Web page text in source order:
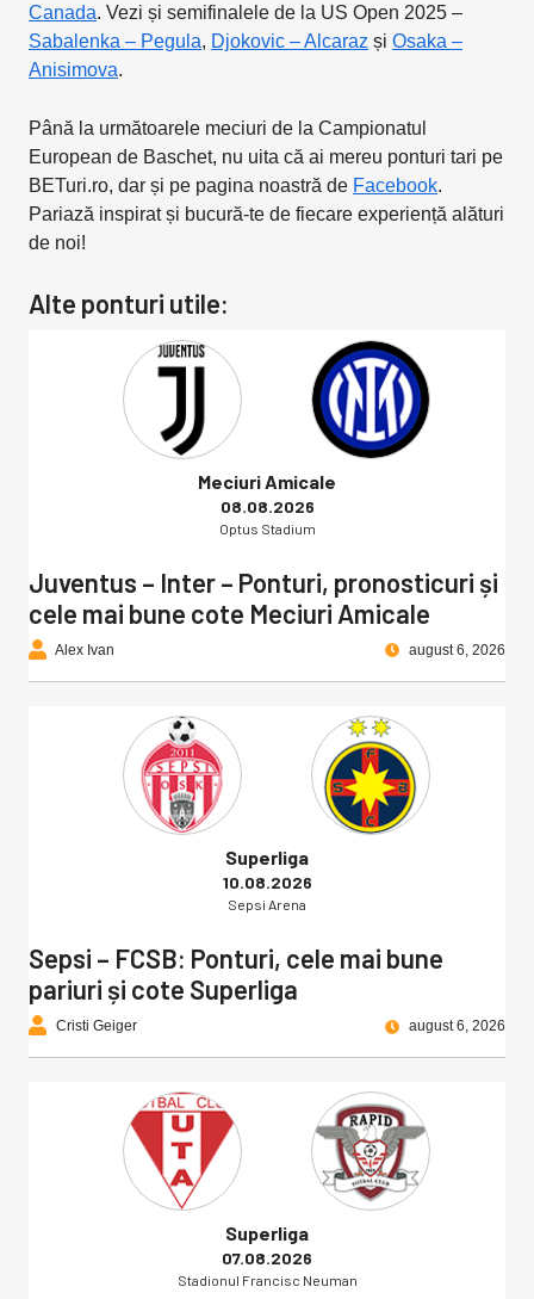
Canada. Vezi și semifinalele de la US Open 2025 –
Sabalenka – Pegula, Djokovic – Alcaraz și Osaka –
Anisimova.
Până la următoarele meciuri de la Campionatul
European de Baschet, nu uita că ai mereu ponturi tari pe
BETuri.ro, dar și pe pagina noastră de Facebook.
Pariază inspirat și bucură-te de fiecare experiență alături
de noi!
Alte ponturi utile:
Meciuri Amicale
08.08.2026
Optus Stadium
Juventus – Inter – Ponturi, pronosticuri și
cele mai bune cote Meciuri Amicale
Alex Ivan august 6, 2026
Superliga
10.08.2026
Sepsi Arena
Sepsi – FCSB: Ponturi, cele mai bune
pariuri și cote Superliga
Cristi Geiger august 6, 2026
Superliga
07.08.2026
Stadionul Francisc Neuman